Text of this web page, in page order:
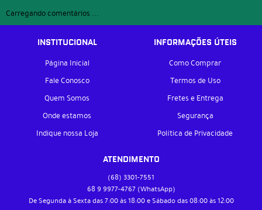
Carregando comentários ...
INSTITUCIONAL
Página Inicial
Fale Conosco
Quem Somos
Onde estamos
Indique nossa Loja
INFORMAÇÕES ÚTEIS
Como Comprar
Termos de Uso
Fretes e Entrega
Segurança
Política de Privacidade
ATENDIMENTO
(68) 3301-7551
68 9 9977-4767 (WhatsApp)
De Segunda à Sexta das 7:00 às 18:00 e Sábado das 08:00 às 12:00